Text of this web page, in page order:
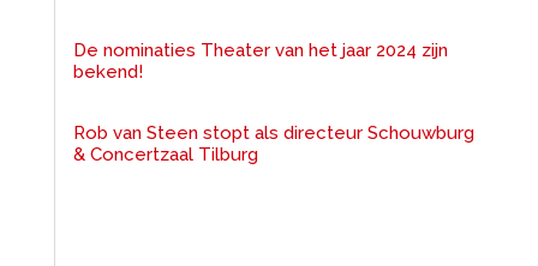
De nominaties Theater van het jaar 2024 zijn
bekend!
Rob van Steen stopt als directeur Schouwburg
& Concertzaal Tilburg